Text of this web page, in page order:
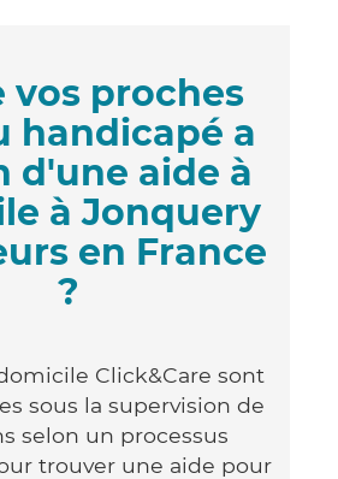
vos proches
handicapé a
d'une aide à
à Jonquery
en France
?
Click&Care sont
sous la supervision de
selon un processus
trouver une aide pour